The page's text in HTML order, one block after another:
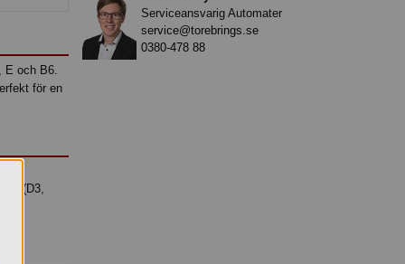
E och B6.
för en
Serviceansvarig Automater
service@torebrings.se
0380-478 88